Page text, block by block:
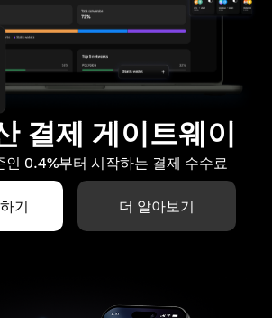
결제 게이트웨이
인 0.4%부터 시작하는 결제 수수료
기 더 알아보기